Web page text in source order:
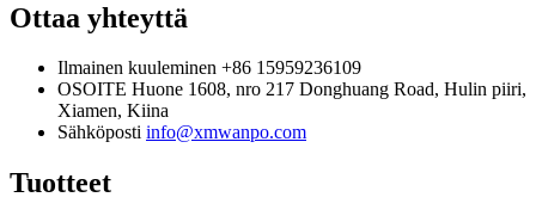
Ottaa yhteyttä
Ilmainen kuuleminen +86 15959236109
OSOITE Huone 1608, nro 217 Donghuang Road, Hulin piiri,
Xiamen, Kiina
Sähköposti info@xmwanpo.com
Tuotteet